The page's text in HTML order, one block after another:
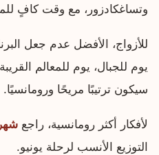
وتساغكادزور، مع وقت كافٍ
للأزواج، الأفضل عدم جعل
يوم للجبال، يوم للمعالم
سيكون ترتيبًا مريحًا ورومانسيًا.
لأفكار أكثر رومانسية، راجع
التوزيع الأنسب لرحلة يونيو.